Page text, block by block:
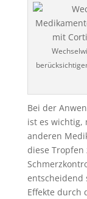
Bei der
ist es wichtig,
anderen
diese
entscheidend
Effekte durch